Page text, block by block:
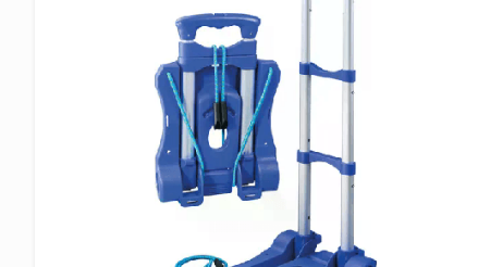
italia independent occhiali sole
lucidatrice pavimenti
pattumiera raccolta differenziata
elenco telefonico
faro solare